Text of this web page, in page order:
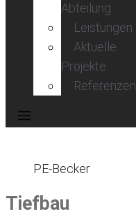
Abteilung
Leistungen
Aktuelle
Projekte
Referenzen
PE-Becker
Tiefbau